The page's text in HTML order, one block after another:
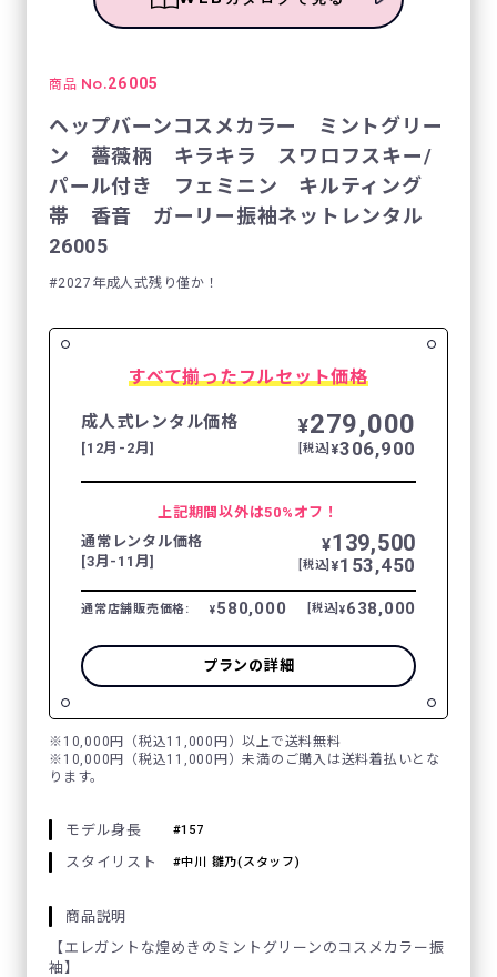
商品 No.26005
ヘップバーンコスメカラー ミントグリー
ン 薔薇柄 キラキラ スワロフスキー/
パール付き フェミニン キルティング
帯 香音 ガーリー振袖ネットレンタル
26005
2027年成人式残り僅か！
すべて揃ったフルセット価格
成人式レンタル価格
[12月-2月]
¥279,000
[税込] ¥306,900
上記期間以外は50%オフ！
通常レンタル価格
[3月-11月]
¥139,500
[税込] ¥153,450
通常店舗販売価格: ¥580,000 [税込] ¥638,000
プランの詳細
※10,000円（税込11,000円）以上で送料無料
※10,000円（税込11,000円）未満のご購入は送料着払いとな
ります。
モデル身長 157
スタイリスト 中川 雛乃(スタッフ)
商品説明
【エレガントな煌めきのミントグリーンのコスメカラー振
袖】